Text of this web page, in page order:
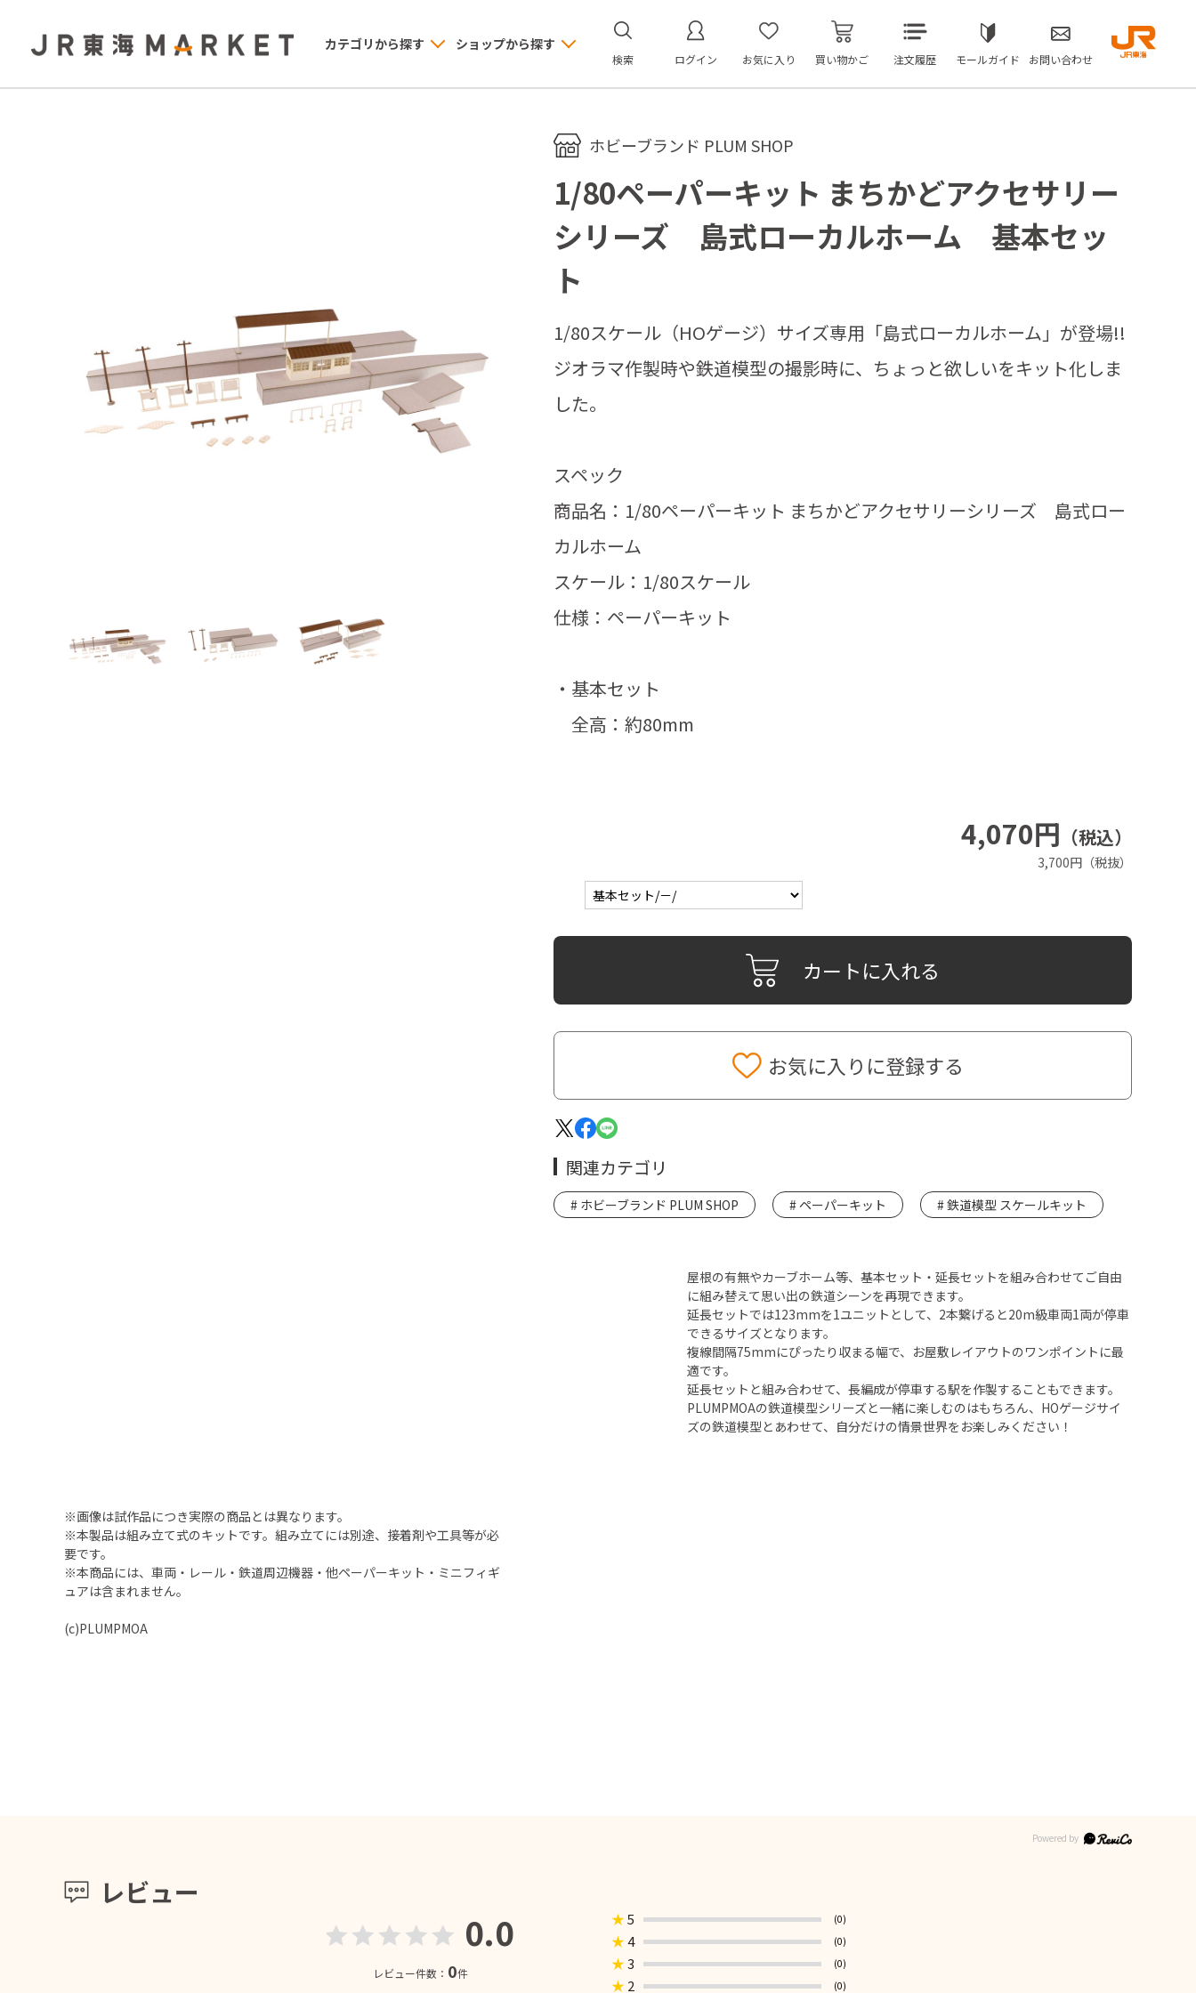
カテゴリから探す ショップから探す
検索 ログイン お気に入り 買い物かご 注文履歴 モールガイド お問い合わせ
ホビーブランド PLUM SHOP
1/80ペーパーキット まちかどアクセサリー
シリーズ 島式ローカルホーム 基本セッ
ト
4,070円 （税込）
3,700円（税抜）
カートに入れる
お気に入りに登録する
1/80スケール（HOゲージ）サイズ専用「島式ローカルホーム」が登場!!
ジオラマ作製時や鉄道模型の撮影時に、ちょっと欲しいをキット化しま
した。
スペック
商品名：1/80ペーパーキット まちかどアクセサリーシリーズ 島式ロー
カルホーム
スケール：1/80スケール
仕様：ペーパーキット
・基本セット
全高：約80mm
関連カテゴリ
ホビーブランド PLUM SHOP ペーパーキット 鉄道模型 スケールキット
屋根の有無やカーブホーム等、基本セット・延長セットを組み合わせてご自由
に組み替えて思い出の鉄道シーンを再現できます。
延長セットでは123mmを1ユニットとして、2本繋げると20m級車両1両が停車
できるサイズとなります。
複線間隔75mmにぴったり収まる幅で、お屋敷レイアウトのワンポイントに最
適です。
延長セットと組み合わせて、長編成が停車する駅を作製することもできます。
PLUMPMOAの鉄道模型シリーズと一緒に楽しむのはもちろん、HOゲージサイ
ズの鉄道模型とあわせて、自分だけの情景世界をお楽しみください！
※画像は試作品につき実際の商品とは異なります。
※本製品は組み立て式のキットです。組み立てには別途、接着剤や工具等が必
要です。
※本商品には、車両・レール・鉄道周辺機器・他ペーパーキット・ミニフィギ
ュアは含まれません。
(c)PLUMPMOA
レビュー
0.0
レビュー件数： 0件
★5 (0)
★4 (0)
★3 (0)
★ 2 (0)